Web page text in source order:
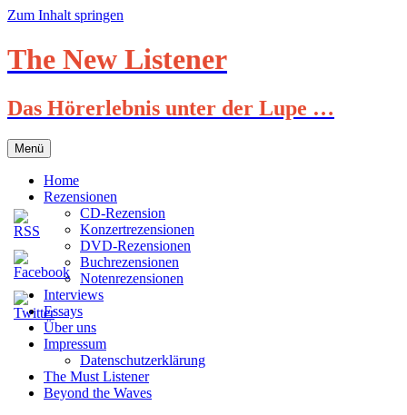
Zum Inhalt springen
The New Listener
Das Hörerlebnis unter der Lupe …
Menü
Home
Rezensionen
CD-Rezension
Konzertrezensionen
DVD-Rezensionen
Buchrezensionen
Notenrezensionen
Interviews
Essays
Über uns
Impressum
Datenschutzerklärung
The Must Listener
Beyond the Waves